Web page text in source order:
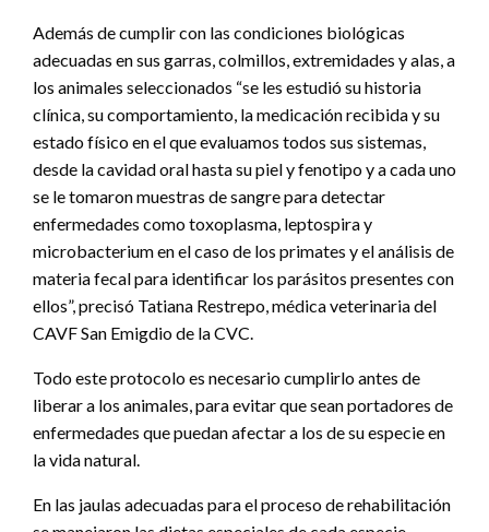
Además de cumplir con las condiciones biológicas
adecuadas en sus garras, colmillos, extremidades y alas, a
los animales seleccionados “se les estudió su historia
clínica, su comportamiento, la medicación recibida y su
estado físico en el que evaluamos todos sus sistemas,
desde la cavidad oral hasta su piel y fenotipo y a cada uno
se le tomaron muestras de sangre para detectar
enfermedades como toxoplasma, leptospira y
microbacterium en el caso de los primates y el análisis de
materia fecal para identificar los parásitos presentes con
ellos”, precisó Tatiana Restrepo, médica veterinaria del
CAVF San Emigdio de la CVC.
Todo este protocolo es necesario cumplirlo antes de
liberar a los animales, para evitar que sean portadores de
enfermedades que puedan afectar a los de su especie en
la vida natural.
En las jaulas adecuadas para el proceso de rehabilitación